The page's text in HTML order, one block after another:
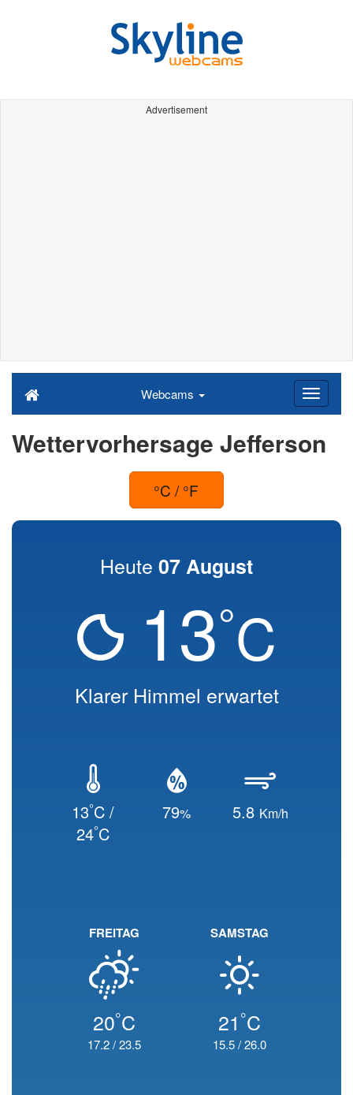
Advertisement
Webcams
Wettervorhersage Jefferson
°C / °F
Heute 07 August
13°C
Klarer Himmel erwartet
13°C /
24°C
79% 5.8 Km/h
FREITAG
20°C
17.2/23.5
SAMSTAG
21 °C
15.5/26.0